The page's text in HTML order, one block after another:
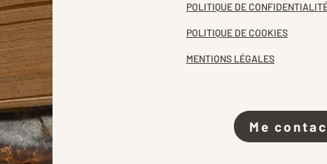
POLITIQUE DE
POLITIQUE DE COOKIES
MENTIONS LÉGALES
Me